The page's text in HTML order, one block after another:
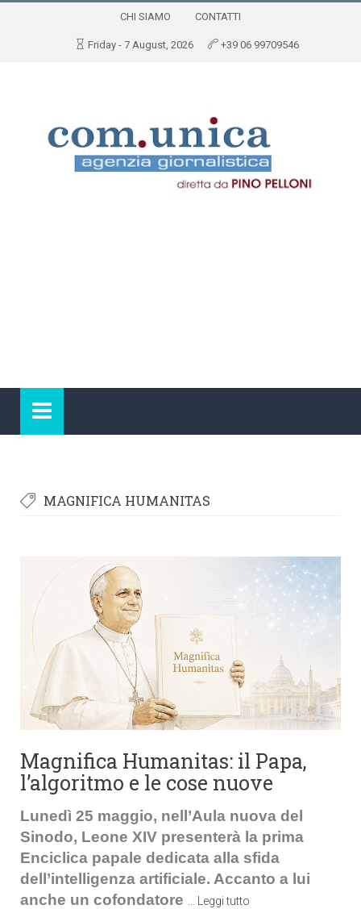
CHI SIAMO CONTATTI
Friday - 7 August, 2026 +39 06 99709546
MAGNIFICA HUMANITAS
Magnifica Humanitas: il Papa,
l’algoritmo e le cose nuove
Lunedì 25 maggio, nell’Aula nuova del
Sinodo, Leone XIV presenterà la prima
Enciclica papale dedicata alla sfida
dell’intelligenza artificiale. Accanto a lui
anche un cofondatore
Leggi tutto